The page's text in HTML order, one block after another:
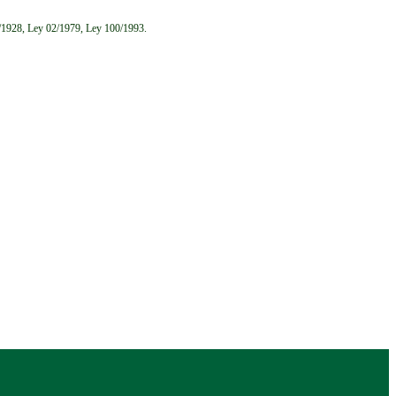
Ley 02/1979, Ley 100/1993.